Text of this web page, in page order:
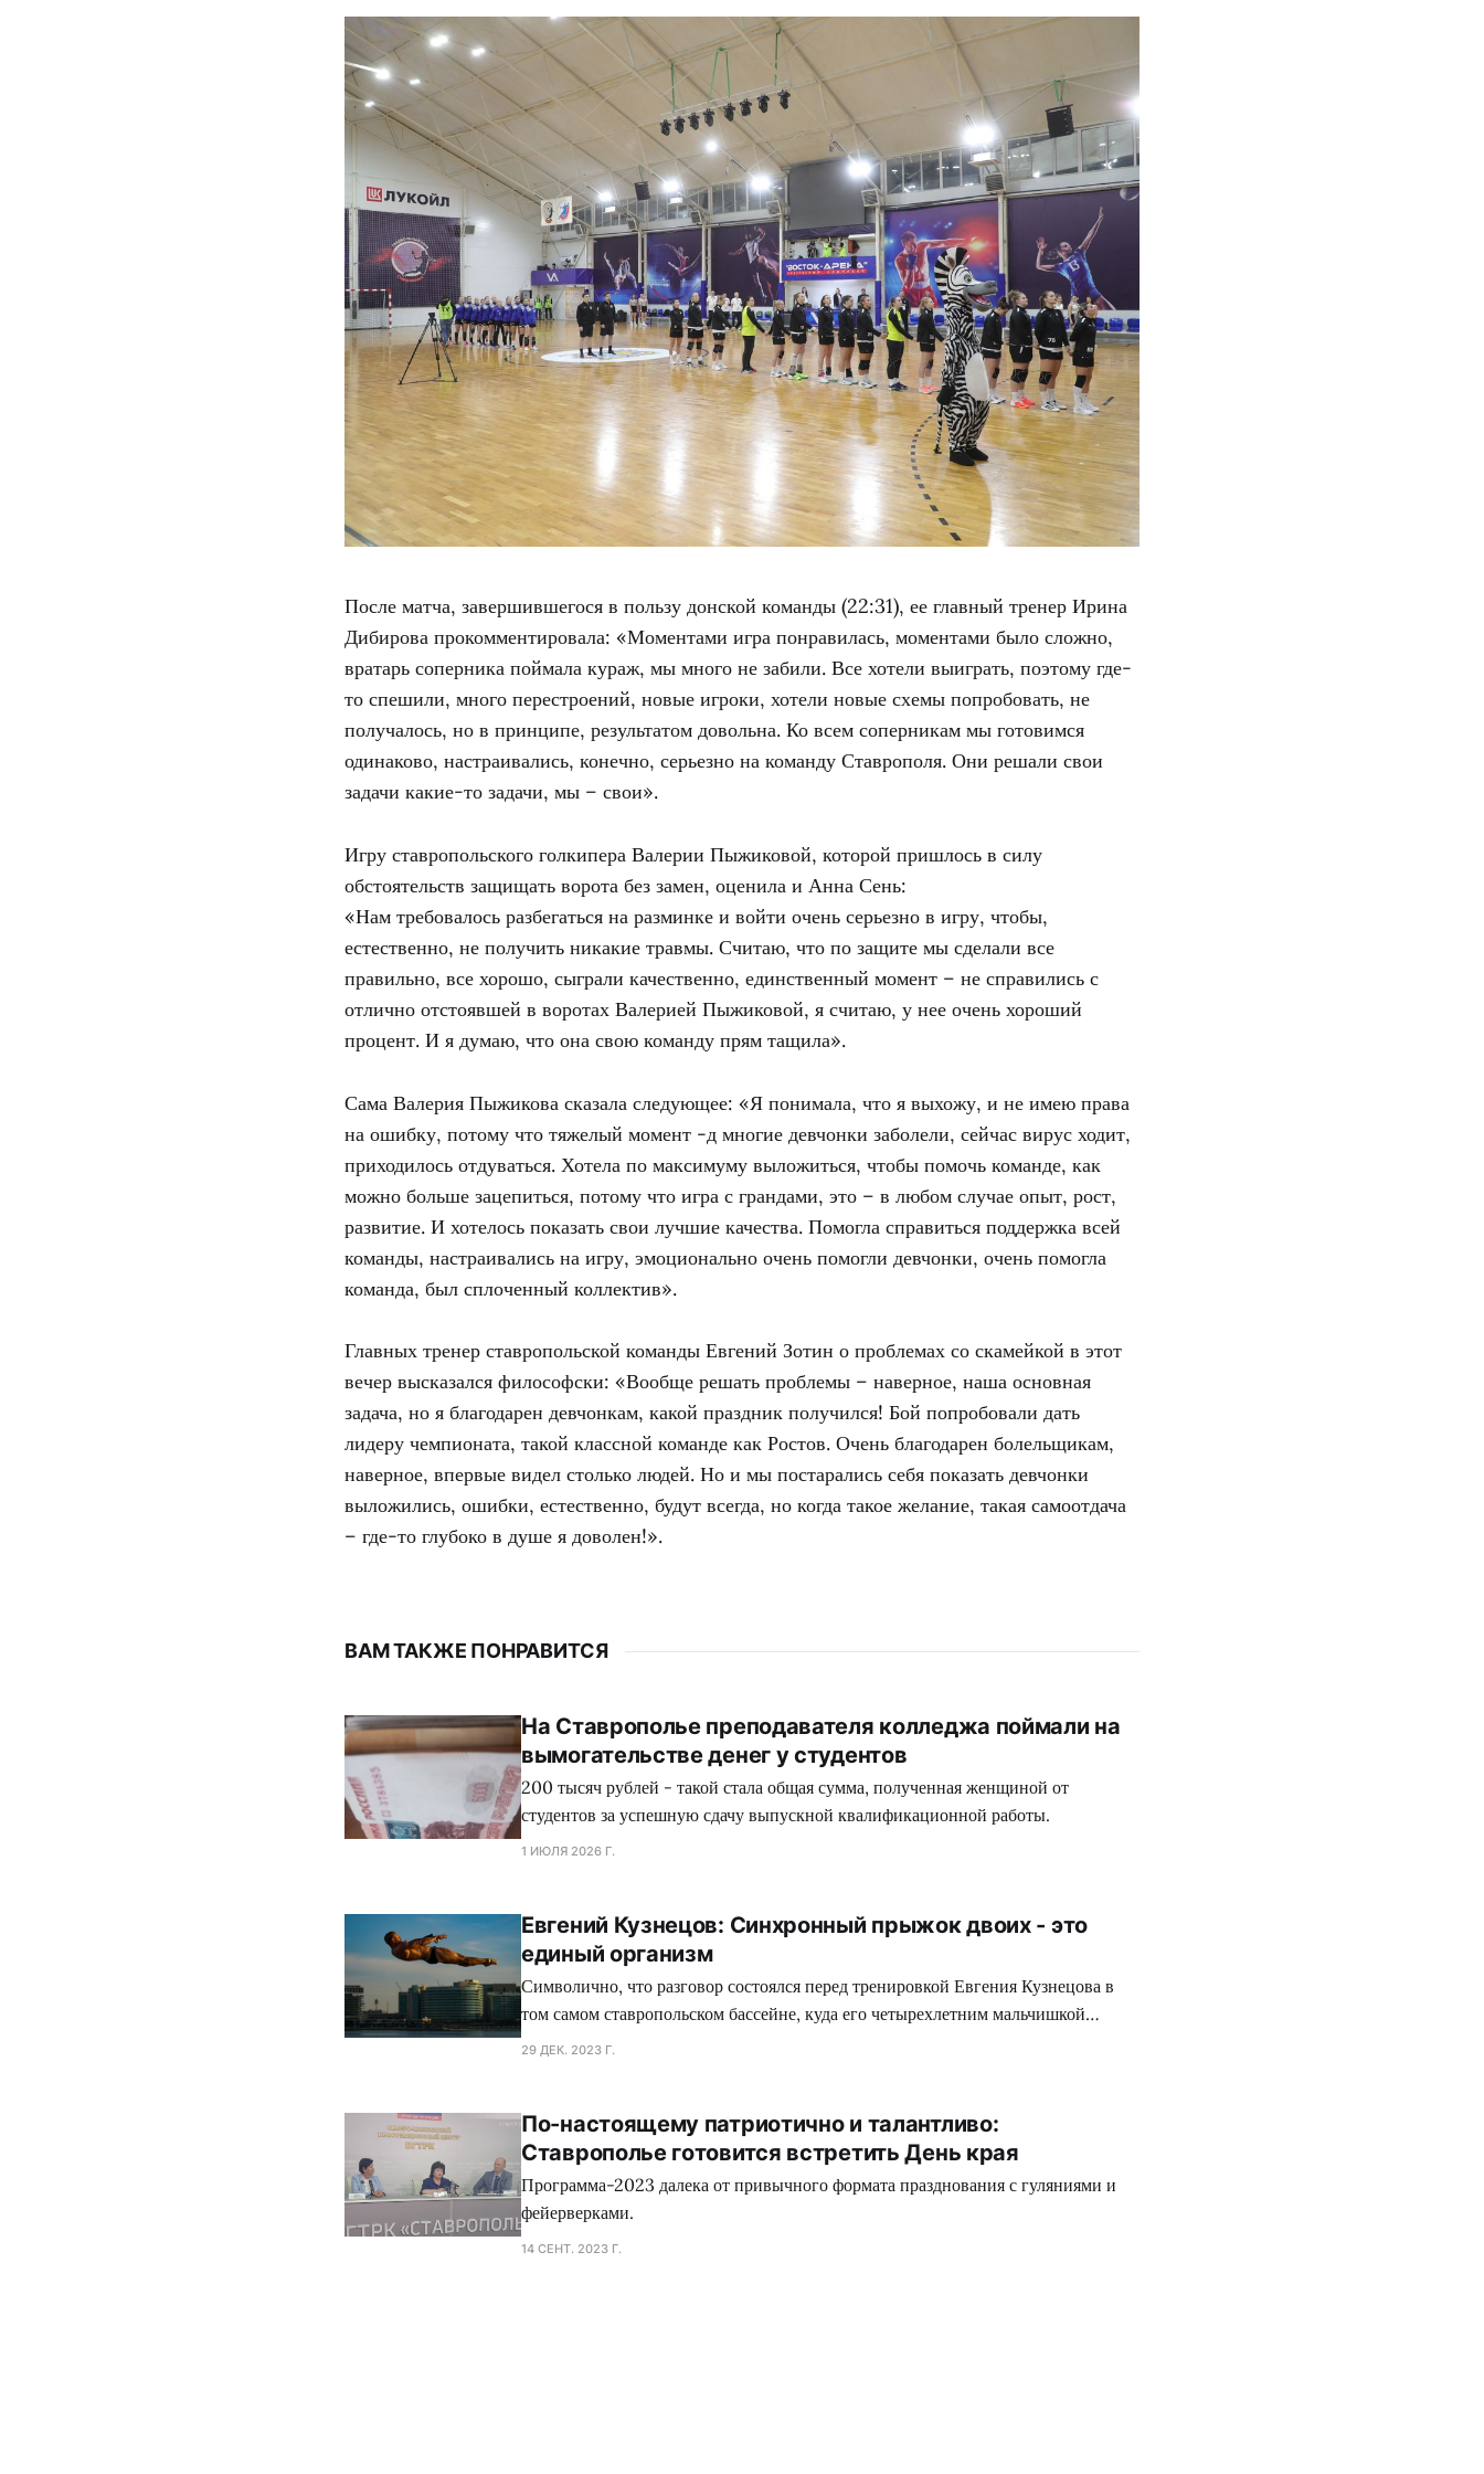
После матча, завершившегося в пользу донской команды (22:31), ее главный тренер Ирина
Дибирова прокомментировала: «Моментами игра понравилась, моментами было сложно,
вратарь соперника поймала кураж, мы много не забили. Все хотели выиграть, поэтому где-
то спешили, много перестроений, новые игроки, хотели новые схемы попробовать, не
получалось, но в принципе, результатом довольна. Ко всем соперникам мы готовимся
одинаково, настраивались, конечно, серьезно на команду Ставрополя. Они решали свои
задачи какие-то задачи, мы – свои».
Игру ставропольского голкипера Валерии Пыжиковой, которой пришлось в силу
обстоятельств защищать ворота без замен, оценила и Анна Сень:
«Нам требовалось разбегаться на разминке и войти очень серьезно в игру, чтобы,
естественно, не получить никакие травмы. Считаю, что по защите мы сделали все
правильно, все хорошо, сыграли качественно, единственный момент – не справились с
отлично отстоявшей в воротах Валерией Пыжиковой, я считаю, у нее очень хороший
процент. И я думаю, что она свою команду прям тащила».
Сама Валерия Пыжикова сказала следующее: «Я понимала, что я выхожу, и не имею права
на ошибку, потому что тяжелый момент -д многие девчонки заболели, сейчас вирус ходит,
приходилось отдуваться. Хотела по максимуму выложиться, чтобы помочь команде, как
можно больше зацепиться, потому что игра с грандами, это – в любом случае опыт, рост,
развитие. И хотелось показать свои лучшие качества. Помогла справиться поддержка всей
команды, настраивались на игру, эмоционально очень помогли девчонки, очень помогла
команда, был сплоченный коллектив».
Главных тренер ставропольской команды Евгений Зотин о проблемах со скамейкой в этот
вечер высказался философски: «Вообще решать проблемы – наверное, наша основная
задача, но я благодарен девчонкам, какой праздник получился! Бой попробовали дать
лидеру чемпионата, такой классной команде как Ростов. Очень благодарен болельщикам,
наверное, впервые видел столько людей. Но и мы постарались себя показать девчонки
выложились, ошибки, естественно, будут всегда, но когда такое желание, такая самоотдача
– где-то глубоко в душе я доволен!».
ВАМ ТАКЖЕ ПОНРАВИТСЯ
На Ставрополье преподавателя колледжа поймали на
вымогательстве денег у студентов
200 тысяч рублей - такой стала общая сумма, полученная женщиной от
студентов за успешную сдачу выпускной квалификационной работы.
1 ИЮЛЯ 2026 Г.
Евгений Кузнецов: Синхронный прыжок двоих - это
единый организм
Символично, что разговор состоялся перед тренировкой Евгения Кузнецова в
том самом ставропольском бассейне, куда его четырехлетним мальчишкой
привела мама.
29 ДЕК. 2023 Г.
По-настоящему патриотично и талантливо:
Ставрополье готовится встретить День края
Программа-2023 далека от привычного формата празднования с гуляниями и
фейерверками.
14 СЕНТ. 2023 Г.